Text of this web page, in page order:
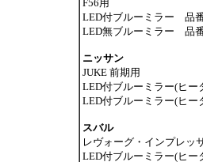
F56用
LED付ブルーミラー 品
LED無ブルーミラー 品
ニッサン
JUKE 前期用
LED付ブルーミラー(ヒ
LED付ブルーミラー(ヒ
スバル
レヴォーグ・インプレッ
LED付ブルーミラー(ヒ